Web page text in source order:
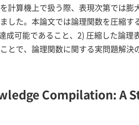
計算機上で扱う際、表現次第では
した。本論文では論理関数を圧縮す
成可能であること、2) 圧縮した論
とで、論理関数に関する実問題解
Compilation: A